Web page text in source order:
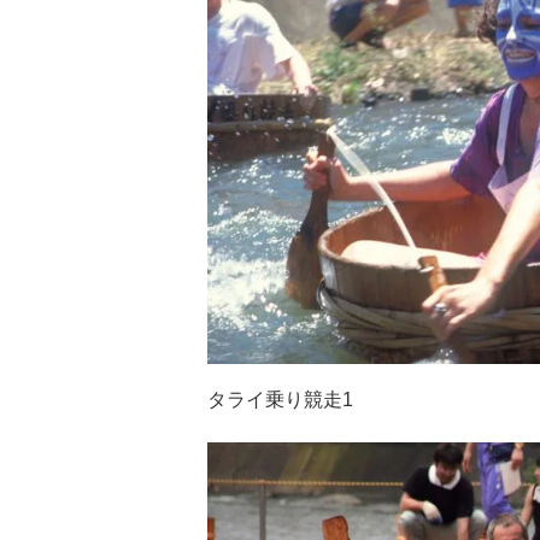
タライ乗り競走1